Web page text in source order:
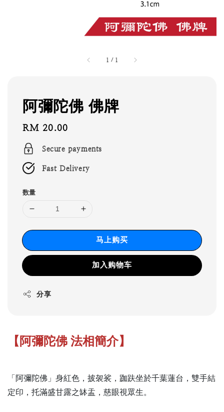
1 / 1
阿彌陀佛 佛牌
Regular
price
RM 20.00
Secure payments
Fast Delivery
数量
马上购买
加入购物车
分享
【阿彌陀佛 法相簡介】
「阿彌陀佛」身紅色，披袈裟，跏趺坐於千葉蓮台，雙手結
定印，托滿盛甘露之缽盂，慈眼視眾生。